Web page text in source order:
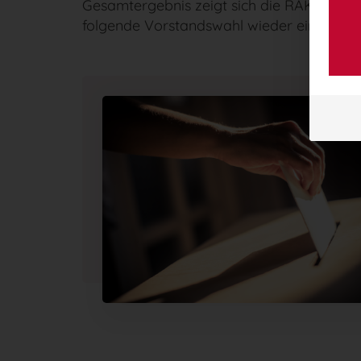
Gesamtergebnis zeigt sich die RAK
folgende Vorstandswahl wieder ein